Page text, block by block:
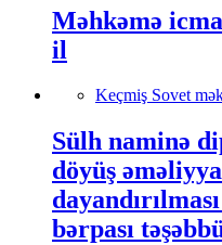
Məhkəmə
il
Keçmiş Sovet
Sülh naminə
döyüş
bərpası